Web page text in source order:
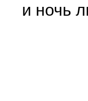
и ночь